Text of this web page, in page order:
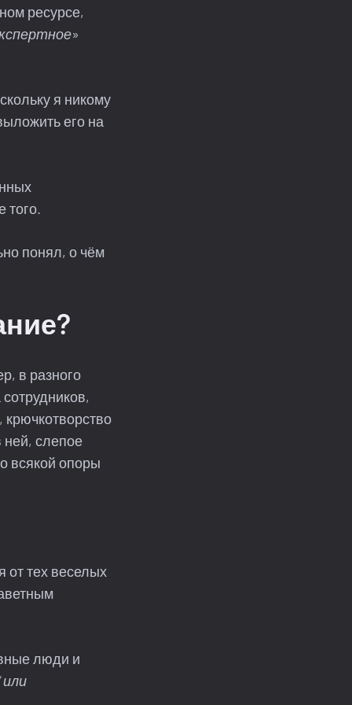
ресурсе,
»
я никому
его на
того.
понял, о чём
в разного
ней, слепое
всякой опоры
от тех веселых
люди и